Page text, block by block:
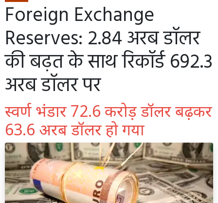
Foreign Exchange
Reserves: 2.84 अरब डॉलर
की बढ़त के साथ रिकॉर्ड 692.3
अरब डॉलर पर
स्वर्ण भंडार 72.6 करोड़ डॉलर बढ़कर
63.6 अरब डॉलर हो गया